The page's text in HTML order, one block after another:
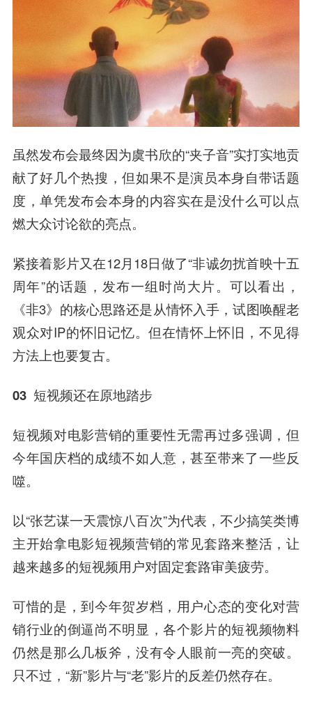
虽然发布会最终因为虞书欣的“夹子音”实打实地贡
献了好几个热搜，但如果不是演员本身自带话题
度，单凭发布会本身的内容实在是没什么可以点
燃大众讨论欲的亮点。
紧接着影片又在12月18日做了“非诚勿扰首映十五
周年”的话题，发布一组时尚大片。可以看出，
《非3》的核心思路还是从情怀入手，试图唤醒老
观众对IP的怀旧记忆。但在情怀上怀旧，不见得
方法上也要复古。
03 短视频还在原地踏步
短视频对电影营销的重要性无需再过多强调，但
今年国庆档的成绩不如人意，甚至带来了一些反
噬。
以“张艺谋一天震惊八百次”为代表，不少搞笑类博
主开始拿电影短视频营销的常见套路来整活，让
越来越多的短视频用户对固定套路审美疲劳。
可惜的是，到今年贺岁档，用户心态的变化对营
销行业的倒逼尚不明显，各个影片的短视频物料
仍然是那么几板斧，没有令人眼前一亮的突破。
只不过，“新”影片与“老”影片的反差仍然存在。